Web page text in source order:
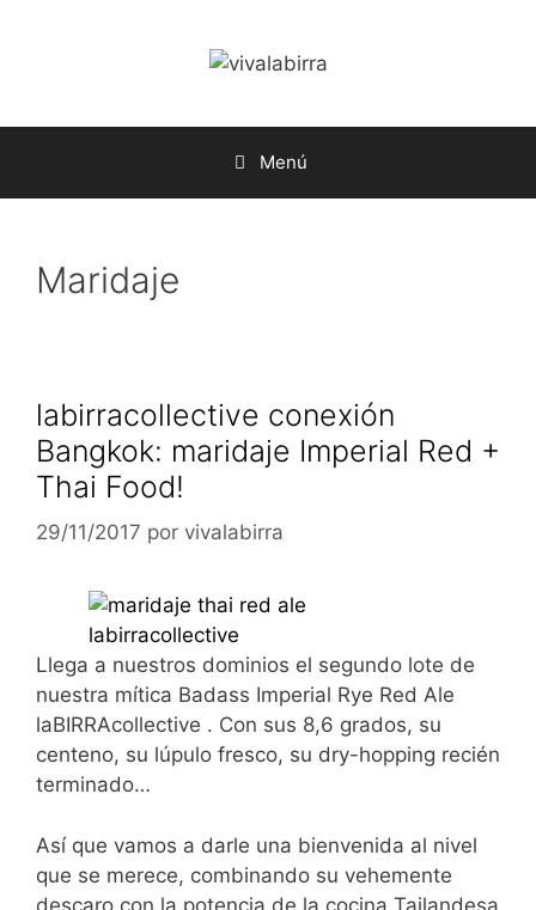
Menú
Maridaje
labirracollective conexión
Bangkok: maridaje Imperial Red +
Thai Food!
29/11/2017 por vivalabirra
Llega a nuestros dominios el segundo lote de
nuestra mítica Badass Imperial Rye Red Ale
laBIRRAcollective . Con sus 8,6 grados, su
centeno, su lúpulo fresco, su dry-hopping recién
terminado…
Así que vamos a darle una bienvenida al nivel
que se merece, combinando su vehemente
descaro con la potencia de la cocina Tailandesa